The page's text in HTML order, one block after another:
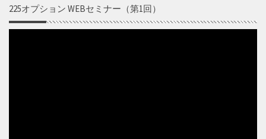
225オプション WEBセミナー（第1回）